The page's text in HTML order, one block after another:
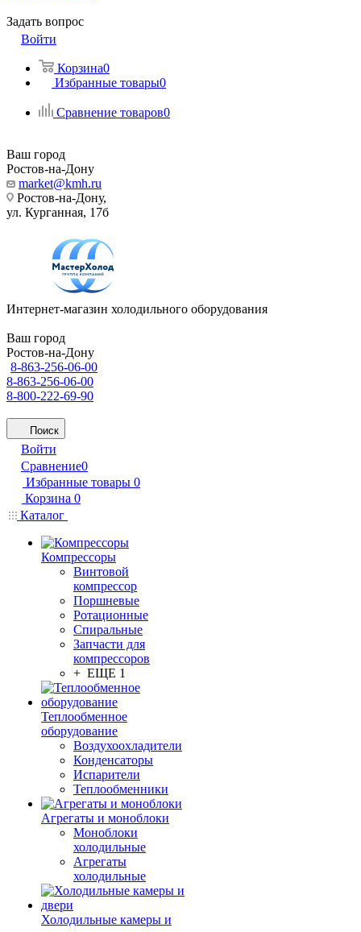
Задать вопрос
Войти
Корзина0
Избранные товары0
Сравнение товаров0
Ваш город
Ростов-на-Дону
market@kmh.ru
Ростов-на-Дону,
ул. Курганная, 17б
Интернет-магазин холодильного оборудования
Ваш город
Ростов-на-Дону
8-863-256-06-00
8-863-256-06-00
8-800-222-69-90
Поиск
Войти
Сравнение0
Избранные товары 0
Корзина 0
Каталог
Компрессоры
Винтовой
компрессор
Поршневые
Ротационные
Спиральные
Запчасти для
компрессоров
+ ЕЩЕ 1
Теплообменное
оборудование
Воздухоохладители
Конденсаторы
Испарители
Теплообменники
Агрегаты и моноблоки
Моноблоки
холодильные
Агрегаты
холодильные
Холодильные камеры и